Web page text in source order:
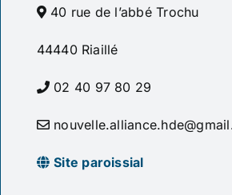
40 rue de l’abbé Trochu
44440 Riaillé
02 40 97 80 29
Site paroissial